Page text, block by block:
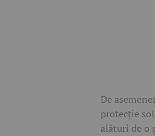
De
protecție
alături de o